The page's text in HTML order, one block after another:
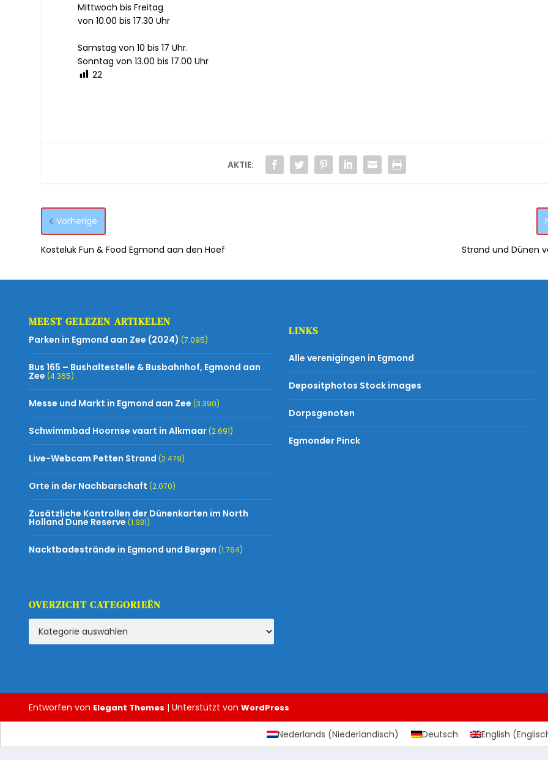
Mittwoch bis Freitag
von 10.00 bis 17.30 Uhr
Samstag von 10 bis 17 Uhr.
Sonntag von 13.00 bis 17.00 Uhr
22
AKTIE:
Vorherige
Kosteluk Fun & Food Egmond aan den Hoef Strand und Dünen
MEEST GELEZEN ARTIKELEN
Parken in Egmond aan Zee (2024) (7.095)
Bus 165 – Bushaltestelle & Busbahnhof, Egmond aan
Zee (4.365)
Messe und Markt in Egmond aan Zee (3.390)
Schwimmbad Hoornse vaart in Alkmaar (2.691)
Live-Webcam Petten Strand (2.479)
Orte in der Nachbarschaft (2.070)
Zusätzliche Kontrollen der Dünenkarten im North
Holland Dune Reserve (1.931)
Nacktbadestrände in Egmond und Bergen (1.764)
OVERZICHT CATEGORIEËN
LINKS
Alle verenigingen in Egmond
Depositphotos Stock images
Dorpsgenoten
Egmonder Pinck
Entworfen von Elegant Themes | Unterstützt vonWordPress
Nederlands (Niederländisch) Deutsch English (